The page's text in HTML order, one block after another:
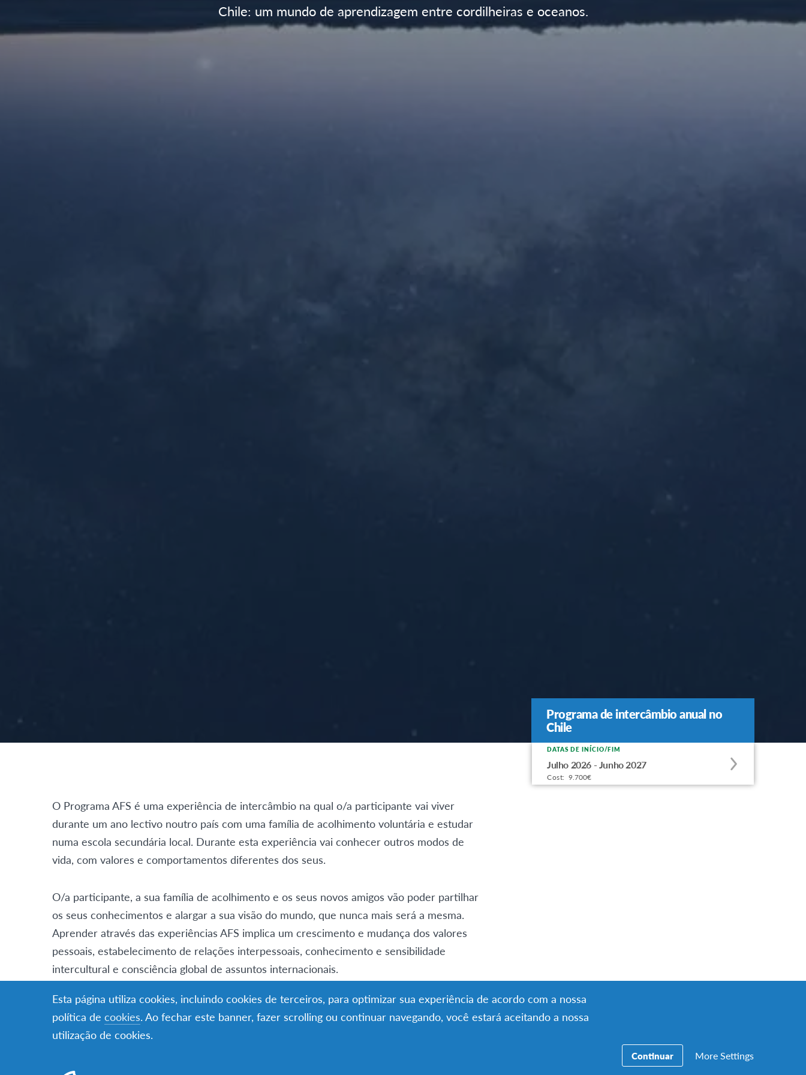
Chile: um mundo de aprendizagem entre cordilheiras e oceanos.
Programa de intercâmbio anual no
Chile
Programa de intercâmbio anual no
Chile
Apply
to
this
DATAS DE INÍCIO/FIM
Julho 2026 - Junho 2027
Cost: 9.700€
O Programa AFS é uma experiência de intercâmbio na qual o/a participante vai viver
durante um ano lectivo noutro país com uma família de acolhimento voluntária e estudar
numa escola secundária local. Durante esta experiência vai conhecer outros modos de
vida, com valores e comportamentos diferentes dos seus.
O/a participante, a sua família de acolhimento e os seus novos amigos vão poder partilhar
os seus conhecimentos e alargar a sua visão do mundo, que nunca mais será a mesma.
Aprender através das experiências AFS implica um crescimento e mudança dos valores
pessoais, estabelecimento de relações interpessoais, conhecimento e sensibilidade
intercultural e consciência global de assuntos internacionais.
Requisitos de elegibilidade
Jovens com idades compreendidas entre: 15 anos e 6 meses – 17 anos e 6 meses
Ser flexível, sociável e motivado/a para conhecer novas culturas e aprender com
Esta página utiliza cookies, incluindo cookies de terceiros, para optimizar sua experiência de acordo com a nossa
política de cookies. Ao fechar este banner, fazer scrolling ou continuar navegando, você estará aceitando a nossa
utilização de cookies.
Continuar More Settings